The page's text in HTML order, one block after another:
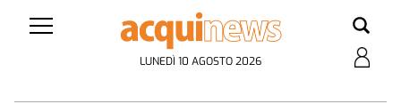
LUNEDÌ 10 AGOSTO 2026